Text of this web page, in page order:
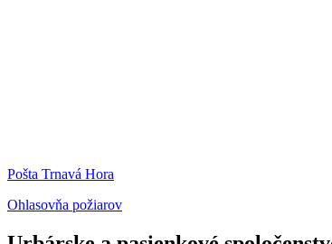
Pošta Trnavá Hora
Ohlasovňa požiarov